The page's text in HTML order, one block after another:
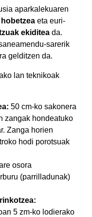
aparkalekuaren
eta euri-
ekiditea da.
sarerik
gelditzen da.
lan teknikoak
50 cm-ko sakonera
zangak hondeatuko
Zanga horien
hodi porotsuak
osora
(parrilladunak)
5 zm-ko lodierako